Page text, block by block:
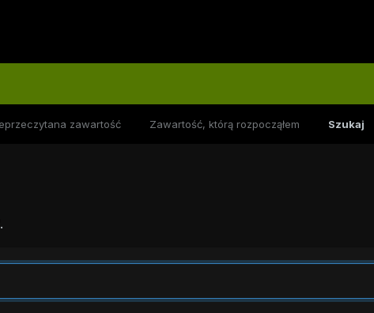
zawartość Zawartość, którą rozpocząłem Szukaj